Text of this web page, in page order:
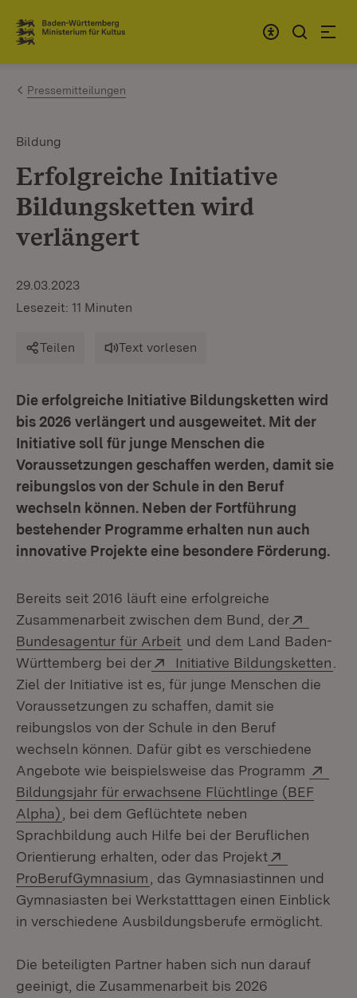
Zum Inhalt springen
Link zur Startseite
Pressemitteilungen
Bildung
Erfolgreiche Initiative
Bildungsketten wird
verlängert
29.03.2023
Lesezeit: 11 Minuten
Teilen Text vorlesen
Die erfolgreiche Initiative Bildungsketten wird
bis 2026 verlängert und ausgeweitet. Mit der
Initiative soll für junge Menschen die
Voraussetzungen geschaffen werden, damit sie
reibungslos von der Schule in den Beruf
wechseln können. Neben der Fortführung
bestehender Programme erhalten nun auch
innovative Projekte eine besondere Förderung.
Bereits seit 2016 läuft eine erfolgreiche
Zusammenarbeit zwischen dem Bund, der
Bundesagentur für Arbeit (Öffnet in neuem Fenster)
und dem Land Baden-
Württemberg bei der
Extern:
Initiative Bildungsketten
Ziel der Initiative ist es, für junge Menschen die
Voraussetzungen zu schaffen, damit sie
reibungslos von der Schule in den Beruf
wechseln können. Dafür gibt es verschiedene
Angebote wie beispielsweise das Programm
Bildungsjahr für erwachsene Flüchtlinge (BEF
Alpha) (Öffnet in neuem Fenster)
, bei dem Geflüchtete neben
Sprachbildung auch Hilfe bei der Beruflichen
Orientierung erhalten, oder das Projekt
ProBerufGymnasium (Öffnet in neuem Fenster)
, das Gymnasiastinnen und
Gymnasiasten bei Werkstatttagen einen Einblick
in verschiedene Ausbildungsberufe ermöglicht.
Die beteiligten Partner haben sich nun darauf
geeinigt, die Zusammenarbeit bis 2026